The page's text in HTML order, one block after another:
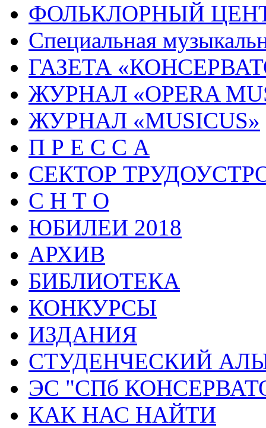
ФОЛЬКЛОРНЫЙ
Специальная
ГАЗЕТА
ЖУРНАЛ «OPERA
ЖУРНАЛ «MUSICUS»
П Р Е С С А
СЕКТОР
С Н Т О
ЮБИЛЕИ 2018
АРХИВ
БИБЛИОТЕКА
КОНКУРСЫ
ИЗДАНИЯ
СТУДЕНЧЕСКИЙ
ЭС "СПб
КАК НАС НАЙТИ